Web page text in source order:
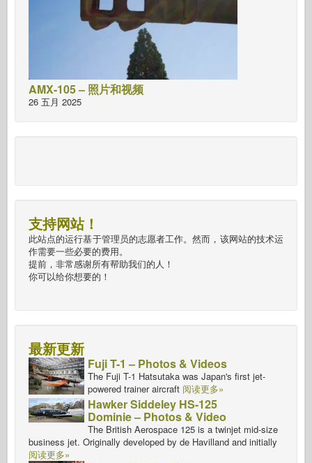
AMX-105 – 照片和视频
26 五月 2025
支持网站！
此站点的运行基于管理员的志愿者工作。然而，该网站的技术运
作需要一些必要的费用。
提前，非常感谢所有帮助我们的人！
你可以给你想要的！
最新更新
Fuji T-1 – Photos & Videos
The Fuji T-1 Hatsutaka was Japan's first jet-
powered trainer aircraft 阅读更多»
Hawker Siddeley HS-125
Dominie – Photos & Video
The British Aerospace 125 is a twinjet mid-size
business jet. Originally developed by de Havilland and initially
阅读更多»